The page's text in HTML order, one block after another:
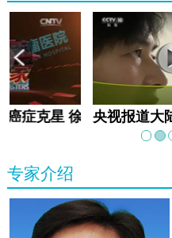
癌症克星 徐克成
专家介绍